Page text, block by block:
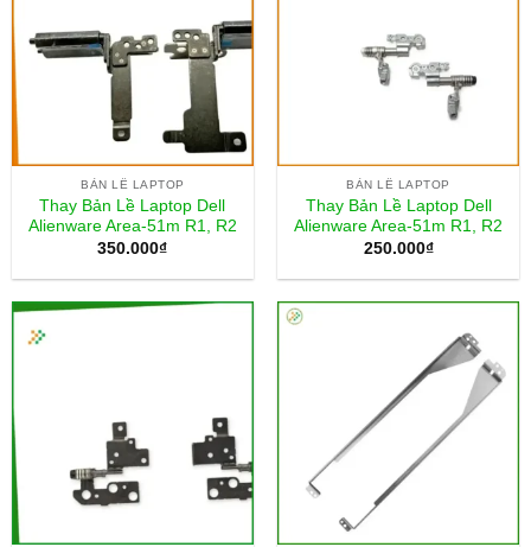
BẢN LỀ LAPTOP
Thay Bản Lề Laptop Dell
Alienware Area-51m R1, R2
350.000₫
BẢN LỀ LAPTOP
Thay Bản Lề Laptop Dell
Alienware Area-51m R1, R2
250.000₫